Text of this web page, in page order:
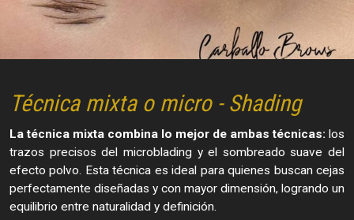
Técnica mixta o micro - Shading
La técnica mixta combina lo mejor de ambas técnicas: los
trazos precisos del microblading y el sombreado suave del
efecto polvo. Esta técnica es ideal para quienes buscan cejas
perfectamente diseñadas y con mayor dimensión, logrando un
equilibrio entre naturalidad y definición.